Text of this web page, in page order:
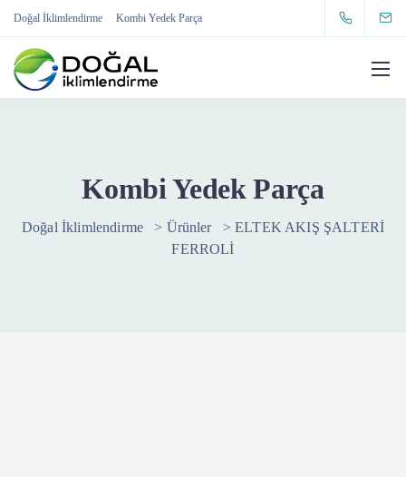
Doğal İklimlendirme Kombi Yedek Parça
Kombi Yedek Parça
Doğal İklimlendirme > Ürünler >ELTEK AKIŞ ŞALTERİ
FERROLİ